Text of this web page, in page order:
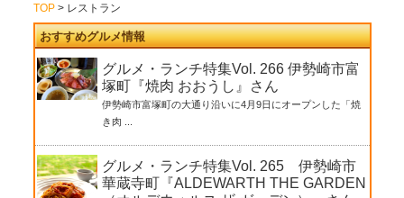
TOP> レストラン
おすすめグルメ情報
グルメ・ランチ特集Vol. 266 伊勢崎市富
塚町『焼肉 おおうし』さん
伊勢崎市富塚町の大通り沿いに4月9日にオープンした「焼
き肉 ...
グルメ・ランチ特集Vol. 265 伊勢崎市
華蔵寺町『ALDEWARTH THE GARDEN